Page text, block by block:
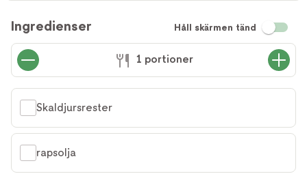
Ingredienser Håll skärmen tänd
1 portioner
Skaldjursrester
rapsolja